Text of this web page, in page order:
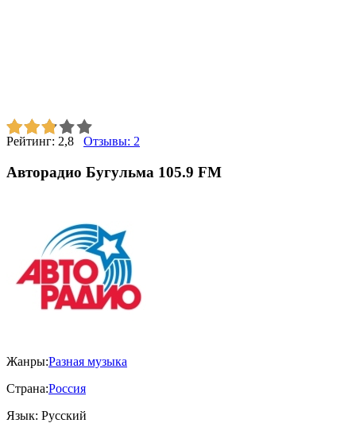
Рейтинг: 2,8 Отзывы: 2
Авторадио Бугульма 105.9 FM
Жанры:Разная музыка
Страна:Россия
Язык: Русский